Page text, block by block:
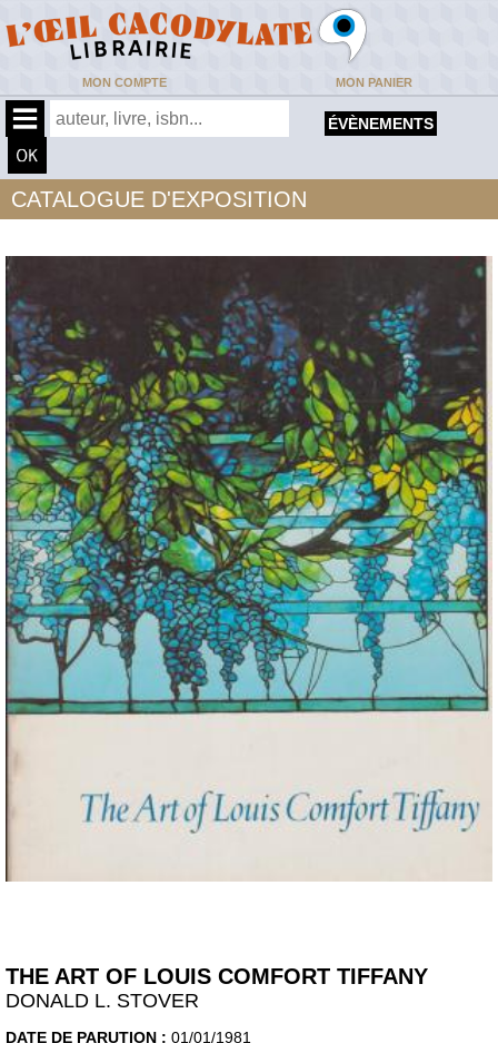
MON COMPTE MON PANIER
ÉVÈNEMENTS
CATALOGUE D'EXPOSITION
THE ART OF LOUIS COMFORT TIFFANY
DONALD L. STOVER
DATE DE PARUTION : 01/01/1981